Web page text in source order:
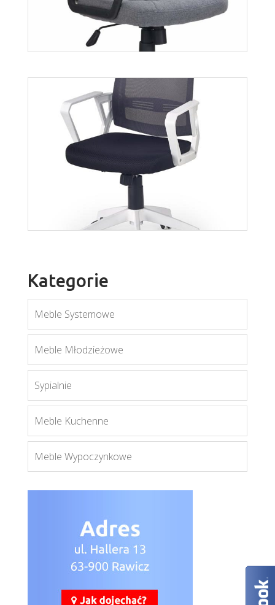
Nabis
Więcej
Rino
Więcej
Ascot
Więcej
Kategorie
Meble Systemowe
Meble Młodzieżowe
Sypialnie
Meble Kuchenne
Meble Wypoczynkowe